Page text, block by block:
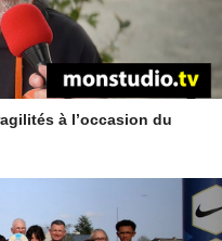
à l’occasion du